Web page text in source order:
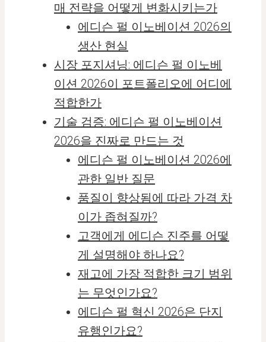
매 전략을 어떻게 변화시키는가
에디슨 펄 이노베이션 2026의
생산 현실
시장 포지셔닝: 에디슨 펄 이노베
이션 2026이 포트폴리오에 어디에
적합한가
기술 검증: 에디슨 펄 이노베이션
2026을 진짜로 만드는 것
에디슨 펄 이노베이션 2026에
관한 일반 질문
품질이 향상됨에 따라 가격 차
이가 좁혀질까?
고객에게 에디슨 진주를 어떻
게 설명해야 하나요?
재고에 가장 적합한 크기 범위
는 무엇인가요?
에디슨 펄 혁신 2026은 단지
유행인가요?